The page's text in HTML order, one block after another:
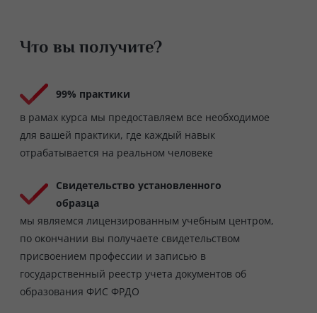
Что вы получите?
99% практики
в рамах курса мы предоставляем все необходимое
для вашей практики, где каждый навык
отрабатывается на реальном человеке
Свидетельство установленного
образца
мы являемся лицензированным учебным центром,
по окончании вы получаете свидетельством
присвоением профессии и записью в
государственный реестр учета документов об
образования ФИС ФРДО